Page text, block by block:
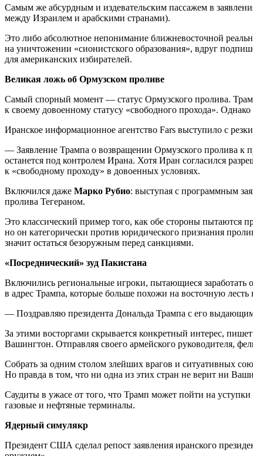
Самым же абсурдным и издевательским пассажем в
между Израилем и арабскими странами).
Это либо абсолютное непонимание ближневосточной
на уничтожении «сионистского образования», вдруг
для американских избирателей.
Великая ложь об Ормузском проливе
Самый спорный момент — статус Ормузского пролива.
к своему довоенному статусу «свободного прохода».
Иранское информационное агентство Fars выступило с
— Заявление Трампа о возвращении Ормузского пролива к
останется под контролем Ирана. Хотя Иран согласился
к «свободному проходу» в довоенных условиях.
Включился даже Марко Рубио: выступая с программным
пролива Тегераном.
Это классический пример того, как обе стороны пытаются
но он категорически против юридического признания
значит остаться безоружным перед санкциями.
«Посреднический» зуд Пакистана
Включились региональные игроки, пытающиеся заработать
в адрес Трампа, которые больше похожи на восточную лесть
— Поздравляю президента Дональда Трампа с его
За этими восторгами скрывается конкретный интерес,
Вашингтон. Отправляя своего армейского руководителя,
Собрать за одним столом злейших врагов и
Но правда в том, что ни одна из этих стран не верит ни
Саудиты в ужасе от того, что Трамп может пойти на
газовые и нефтяные терминалы.
Ядерный симулякр
Президент США сделал репост заявления иранского